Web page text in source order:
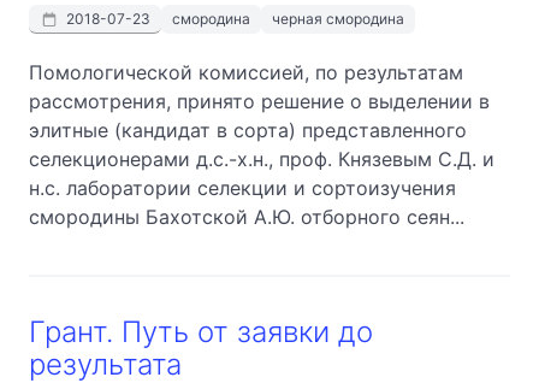
2018-07-23 смородина черная смородина
Помологической комиссией, по результатам
рассмотрения, принято решение о выделении в
элитные (кандидат в сорта) представленного
селекционерами д.с.-х.н., проф. Князевым С.Д. и
н.с. лаборатории селекции и сортоизучения
смородины Бахотской А.Ю. отборного сеян...
Грант. Путь от заявки до
результата